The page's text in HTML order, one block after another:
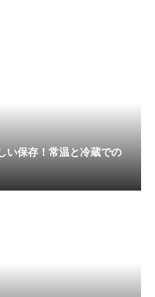
い保存！常温と冷蔵での